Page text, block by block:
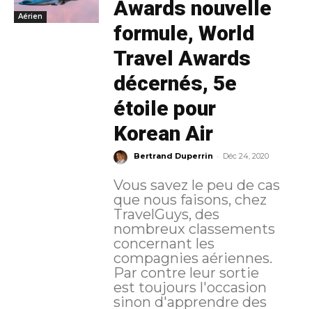
Aérien
Awards nouvelle
formule, World
Travel Awards
décernés, 5e
étoile pour
Korean Air
Bertrand Duperrin - Déc 24, 2020
Vous savez le peu de cas
que nous faisons, chez
TravelGuys, des
nombreux classements
concernant les
compagnies aériennes.
Par contre leur sortie
est toujours l'occasion
sinon d'apprendre des